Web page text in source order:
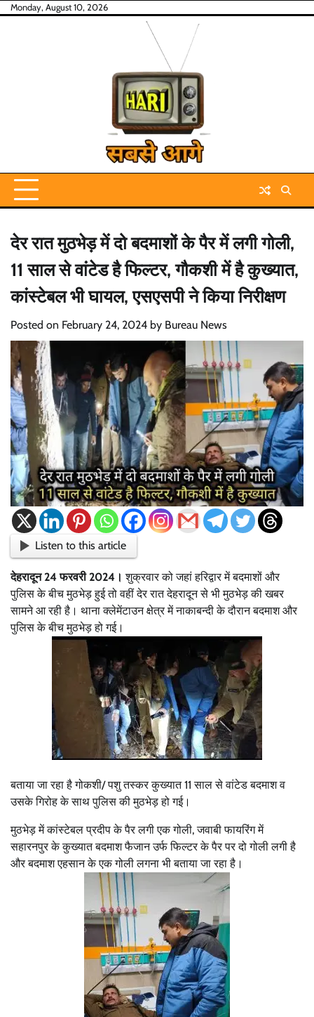
SkipMonday, August 10, 2026
देर रात मुठभेड़ में दो बदमाशों के पैर में लगी गोली,
11 साल से वांटेड है फिल्टर, गौकशी में है कुख्यात,
कांस्टेबल भी घायल, एसएसपी ने किया निरीक्षण
Posted on February 24, 2024 by Bureau News
Listen to this article
देहरादून 24 फरवरी 2024। शुक्रवार को जहां हरिद्वार में बदमाशों और
पुलिस के बीच मुठभेड़ हुई तो वहीं देर रात देहरादून से भी मुठभेड़ की खबर
सामने आ रही है। थाना क्लेमेंटाउन क्षेत्र में नाकाबन्दी के दौरान बदमाश और
पुलिस के बीच मुठभेड़ हो गई।
बताया जा रहा है गोकशी/ पशु तस्कर कुख्यात 11 साल से वांटेड बदमाश व
उसके गिरोह के साथ पुलिस की मुठभेड़ हो गई।
मुठभेड़ में कांस्टेबल प्रदीप के पैर लगी एक गोली, जवाबी फायरिंग में
सहारनपुर के कुख्यात बदमाश फैजान उर्फ फिल्टर के पैर पर दो गोली लगी है
और बदमाश एहसान के एक गोली लगना भी बताया जा रहा है।